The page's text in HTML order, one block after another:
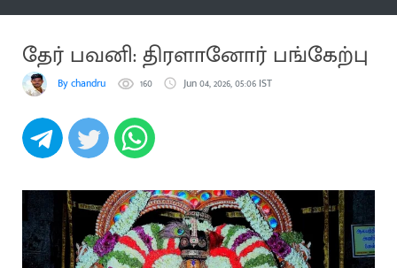
தேர் பவனி: திரளானோர் பங்கேற்பு
By chandru 160 Jun 04, 2026, 05:06 IST